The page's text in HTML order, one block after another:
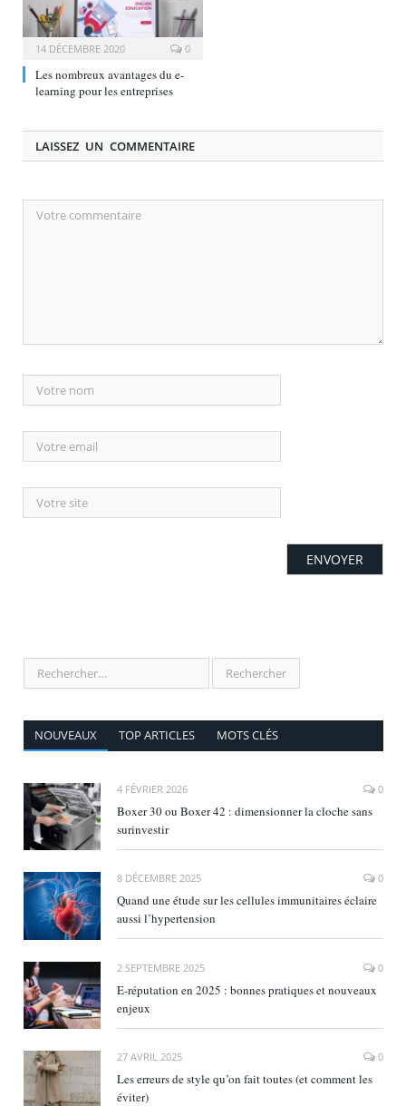
14 DÉCEMBRE 2020 0
Les nombreux avantages du e-
learning pour les entreprises
LAISSEZ UN COMMENTAIRE
NOUVEAUX TOP ARTICLES MOTS CLÉS
4 FÉVRIER 2026 0
Boxer 30 ou Boxer 42 : dimensionner la cloche sans
surinvestir
8 DÉCEMBRE 2025 0
Quand une étude sur les cellules immunitaires éclaire
aussi l’hypertension
2 SEPTEMBRE 2025 0
E‑réputation en 2025 : bonnes pratiques et nouveaux
enjeux
27 AVRIL 2025 0
Les erreurs de style qu’on fait toutes (et comment les
éviter)